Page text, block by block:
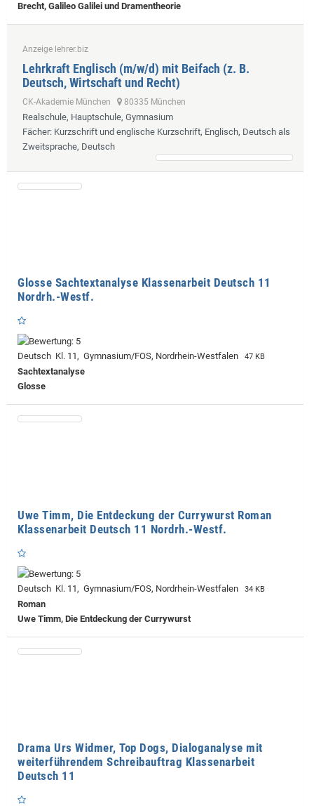
Brecht, Galileo Galilei und Dramentheorie
Anzeige lehrer.biz
Lehrkraft Englisch (m/w/d) mit Beifach (z. B.
Deutsch, Wirtschaft und Recht)
CK-Akademie München 80335 München
Realschule, Hauptschule, Gymnasium
Fächer: Kurzschrift und englische Kurzschrift, Englisch, Deutsch als
Zweitsprache, Deutsch
Glosse Sachtextanalyse Klassenarbeit Deutsch 11
Nordrh.-Westf.
Deutsch Kl. 11, Gymnasium/FOS, Nordrhein-Westfalen 47 KB
Sachtextanalyse
Glosse
Uwe Timm, Die Entdeckung der Currywurst Roman
Klassenarbeit Deutsch 11 Nordrh.-Westf.
Deutsch Kl. 11, Gymnasium/FOS, Nordrhein-Westfalen 34 KB
Roman
Uwe Timm, Die Entdeckung der Currywurst
Drama Urs Widmer, Top Dogs, Dialoganalyse mit
weiterführendem Schreibauftrag Klassenarbeit
Deutsch 11